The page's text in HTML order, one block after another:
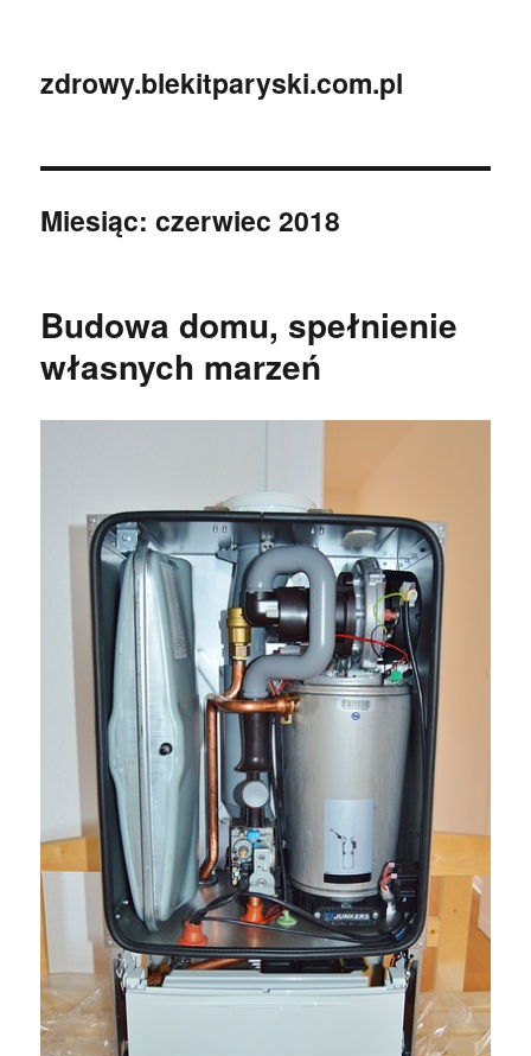
zdrowy.blekitparyski.com.pl
Miesiąc:czerwiec 2018
Budowa domu, spełnienie
własnych marzeń